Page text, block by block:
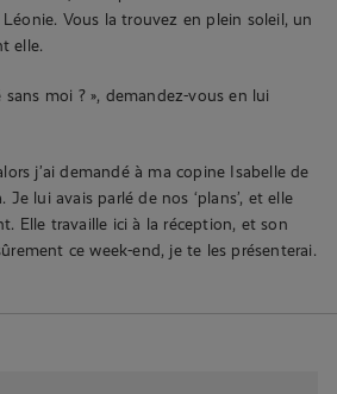
Vous la trouvez en plein soleil, un
elle.
moi ? », demandez-vous en lui
j’ai demandé à ma copine Isabelle de
lui avais parlé de nos ‘plans’, et elle
Elle travaille ici à la réception, et son
ce week-end, je te les présenterai.